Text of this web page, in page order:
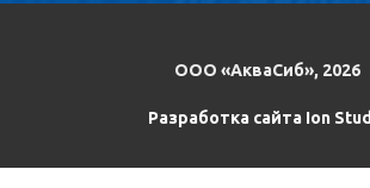
ООО «АкваСиб», 2026
Разработка сайта Ion